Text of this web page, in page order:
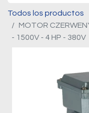
Todos los productos
MOTOR
- 1500V - 4 HP - 380V